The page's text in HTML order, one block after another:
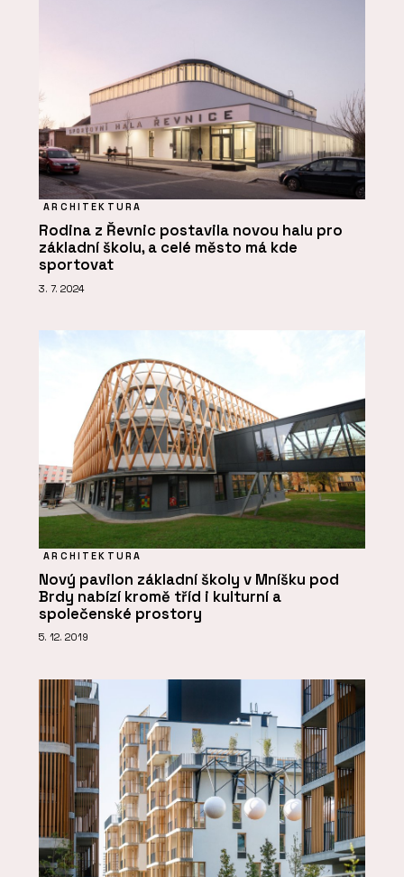
ARCHITEKTURA
Rodina z Řevnic postavila novou halu pro
základní školu, a celé město má kde
sportovat
3. 7. 2024
ARCHITEKTURA
Nový pavilon základní školy v Mníšku pod
Brdy nabízí kromě tříd i kulturní a
společenské prostory
5. 12. 2019